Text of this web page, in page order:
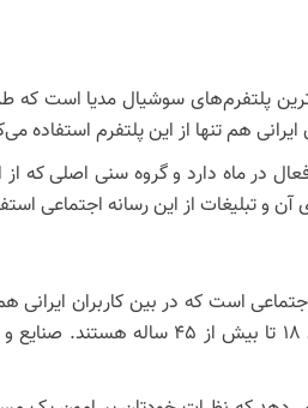
پلتفرم‌های سوشیال مدیا است که
هم تنها از این پلتفرم
آن و تبلیغات از این رسانه
سنی اصلی که از آن استفاده